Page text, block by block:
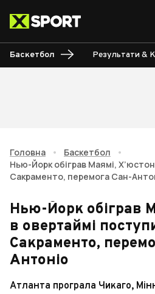
Баскетбол Результати &
Головна • Баскетбол
•
Нью-Йорк обіграв Маямі,
Сакраменто, перемога Сан-
Нью-Йорк обіграв
в овертаймі
Сакраменто,
Антоніо
Атланта програла Чикаго,